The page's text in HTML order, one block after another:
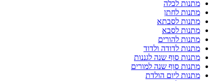
מתנות לכלה
מתנות לחתן
מתנות לסבתא
מתנות לסבא
מתנות להורים
מתנות לדודה ולדוד
מתנות סוף שנה לגננות
מתנות סוף שנה למורים
מתנות ליום הולדת